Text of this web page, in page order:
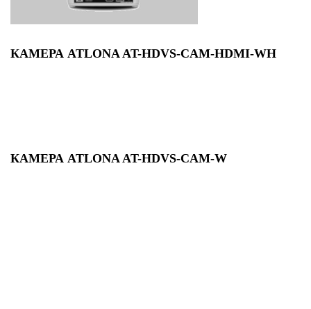
КАМЕРА ATLONA AT-HDVS-CAM-HDMI-WH
КАМЕРА ATLONA AT-HDVS-CAM-W